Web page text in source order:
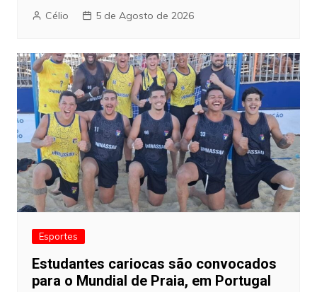
Célio 5 de Agosto de 2026
Esportes
Estudantes cariocas são convocados
para o Mundial de Praia, em Portugal